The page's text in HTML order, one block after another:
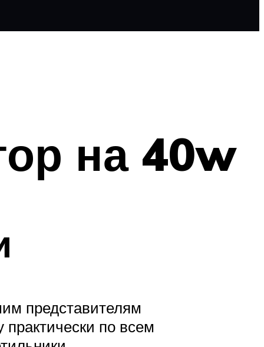
на 40w
представителям
практически по всем